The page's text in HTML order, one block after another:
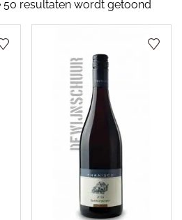
50 resultaten wordt getoond